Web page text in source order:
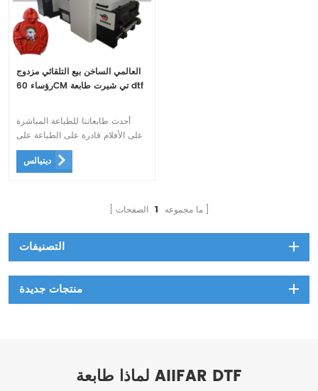
العالمي الساخن بيع التلقائي مزدوج
رؤساء 60CM تي شيرت طابعة dtf
أحدث طابعاتنا للطباعة المباشرة
على الأفلام قادرة على الطباعة على
القطن ، والحرير ، والبوليستر ،
والدنيم ، وأكثر من ذلك. وهي تعتمد
ديتيالس
ما مجموعه 1 الصفحات
التصنيفات
منتجات جديدة
لماذا طابعة AIIFAR DTF